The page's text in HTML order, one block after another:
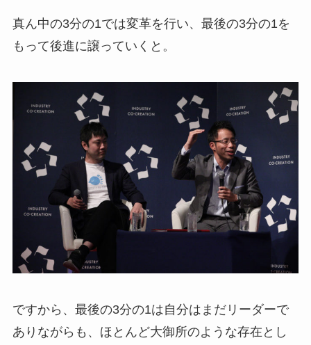
真ん中の3分の1では変革を行い、最後の3分の1を
もって後進に譲っていくと。
ですから、最後の3分の1は自分はまだリーダーで
ありながらも、ほとんど大御所のような存在とし